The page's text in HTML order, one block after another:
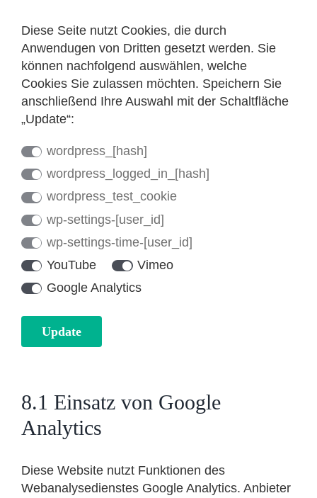
Diese Seite nutzt Cookies, die durch
Anwendugen von Dritten gesetzt werden. Sie
können nachfolgend auswählen, welche
Cookies Sie zulassen möchten. Speichern Sie
anschließend Ihre Auswahl mit der Schaltfläche
„Update“:
wordpress_[hash]
wordpress_logged_in_[hash]
wordpress_test_cookie
wp-settings-[user_id]
wp-settings-time-[user_id]
YouTube
Vimeo
Google Analytics
Update
8.1 Einsatz von Google
Analytics
Diese Website nutzt Funktionen des
Webanalysedienstes Google Analytics. Anbieter